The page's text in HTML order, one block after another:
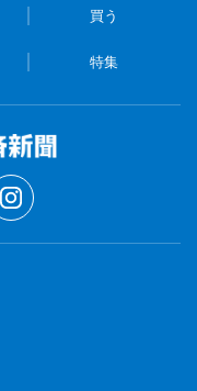
買う
特集